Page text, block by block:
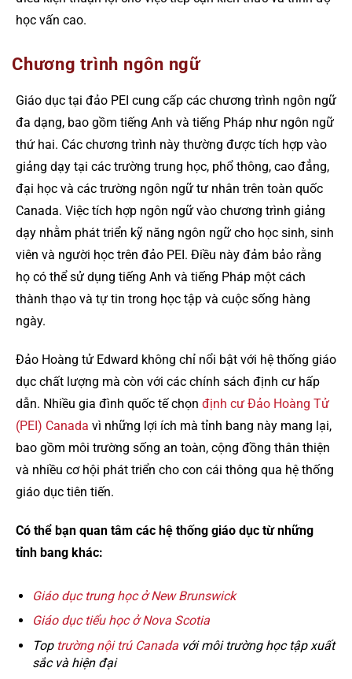
học vấn cao.
Chương trình ngôn ngữ
Giáo dục tại đảo PEI cung cấp các chương trình ngôn ngữ
đa dạng, bao gồm tiếng Anh và tiếng Pháp như ngôn ngữ
thứ hai. Các chương trình này thường được tích hợp vào
giảng dạy tại các trường trung học, phổ thông, cao đẳng,
đại học và các trường ngôn ngữ tư nhân trên toàn quốc
Canada. Việc tích hợp ngôn ngữ vào chương trình giảng
dạy nhằm phát triển kỹ năng ngôn ngữ cho học sinh, sinh
viên và người học trên đảo PEI. Điều này đảm bảo rằng
họ có thể sử dụng tiếng Anh và tiếng Pháp một cách
thành thạo và tự tin trong học tập và cuộc sống hàng
ngày.
Đảo Hoàng tử Edward không chỉ nổi bật với hệ thống giáo
dục chất lượng mà còn với các chính sách định cư hấp
dẫn. Nhiều gia đình quốc tế chọn định cư Đảo Hoàng Tử
(PEI) Canada vì những lợi ích mà tỉnh bang này mang lại,
bao gồm môi trường sống an toàn, cộng đồng thân thiện
và nhiều cơ hội phát triển cho con cái thông qua hệ thống
giáo dục tiên tiến.
Có thể bạn quan tâm các hệ thống giáo dục từ những
tỉnh bang khác:
Giáo dục trung học ở New Brunswick
Giáo dục tiểu học ở Nova Scotia
Top trường nội trú Canadavới môi trường học tập xuất
sắc và hiện đại